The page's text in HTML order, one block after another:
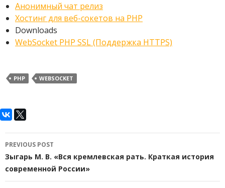
Анонимный чат релиз
Хостинг для веб-сокетов на PHP
Downloads
WebSocket PHP SSL (Поддержка HTTPS)
PHP WEBSOCKET
Post
navigation
PREVIOUS POST
Зыгарь М. В. «Вся кремлевская рать. Краткая история
современной России»